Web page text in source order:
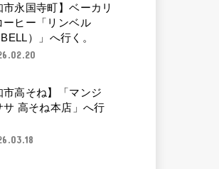
市永国寺町】ベーカリ
ーヒー「リンベル
）」へ行く。
市高そね】「マンジ
サ 高そね本店」へ行